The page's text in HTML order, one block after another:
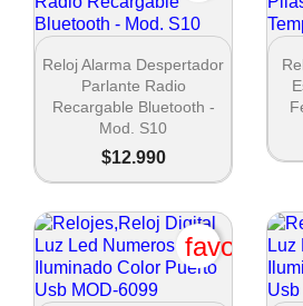
 Vista rápida
Reloj Alarma Despertador
Parlante Radio
Recargable Bluetooth -
Mod. S10
$12.990
Crear lista de deseos
Nombre de la lista de deseos